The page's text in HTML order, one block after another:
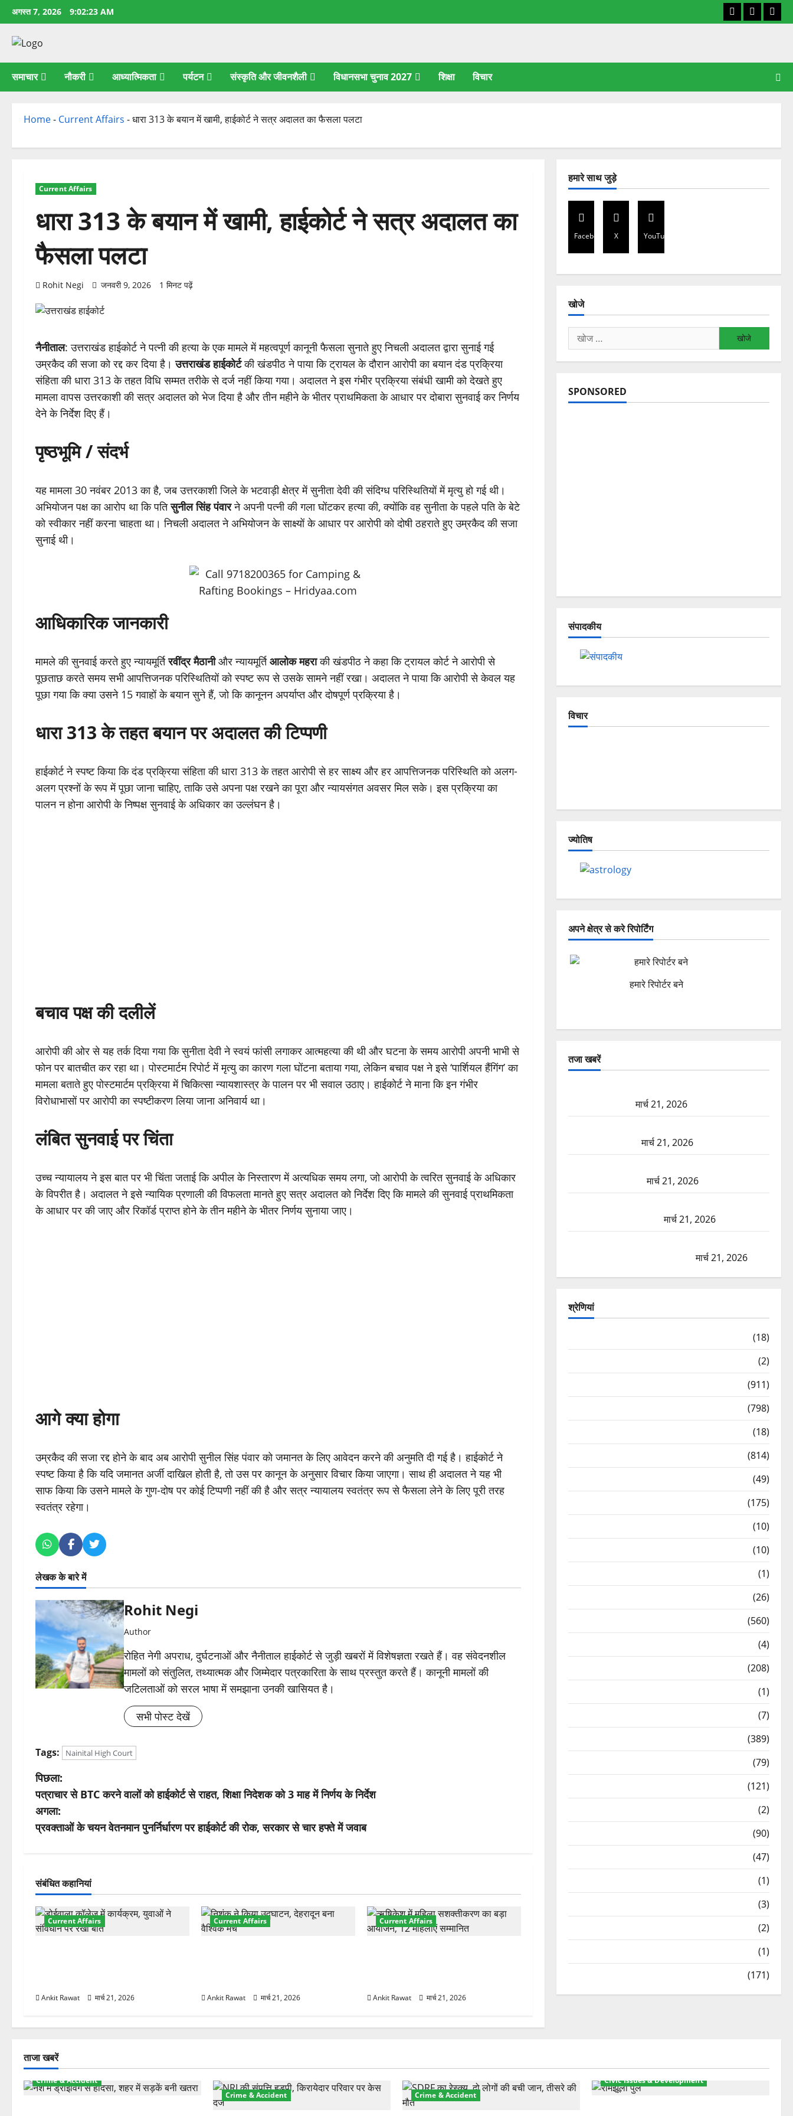
छोड़कर
सामग्री
अगस्त 7, 2026 9:02:24 AM Facebook
X
समाचार नौकरी आध्यात्मिकता पर्यटन संस्कृति और जीवनशैली विधानसभा चुनाव 2027 शिक्षा विचार
Home- Current Affairs -धारा 313 के बयान में खामी, हाईकोर्ट ने सत्र अदालत का फैसला पलटा
Current Affairs
धारा 313 के बयान में खामी, हाईकोर्ट ने सत्र अदालत का
फैसला पलटा
Rohit Negi जनवरी 9, 2026 1 मिनट पढ़ें
नैनीताल: उत्तराखंड हाईकोर्ट ने पत्नी की हत्या के एक मामले में महत्वपूर्ण कानूनी फैसला सुनाते हुए निचली अदालत द्वारा सुनाई गई
उम्रकैद की सजा को रद्द कर दिया है।उत्तराखंड हाईकोर्टकी खंडपीठ ने पाया कि ट्रायल के दौरान आरोपी का बयान दंड प्रक्रिया
संहिता की धारा 313 के तहत विधि सम्मत तरीके से दर्ज नहीं किया गया। अदालत ने इस गंभीर प्रक्रिया संबंधी खामी को देखते हुए
मामला वापस उत्तरकाशी की सत्र अदालत को भेज दिया है और तीन महीने के भीतर प्राथमिकता के आधार पर दोबारा सुनवाई कर निर्णय
देने के निर्देश दिए हैं।
पृष्ठभूमि / संदर्भ
यह मामला 30 नवंबर 2013 का है, जब उत्तरकाशी जिले के भटवाड़ी क्षेत्र में सुनीता देवी की संदिग्ध परिस्थितियों में मृत्यु हो गई थी।
अभियोजन पक्ष का आरोप था कि पतिसुनील सिंह पंवारने अपनी पत्नी की गला घोंटकर हत्या की, क्योंकि वह सुनीता के पहले पति के बेटे
को स्वीकार नहीं करना चाहता था। निचली अदालत ने अभियोजन के साक्ष्यों के आधार पर आरोपी को दोषी ठहराते हुए उम्रकैद की सजा
सुनाई थी।
आधिकारिक जानकारी
मामले की सुनवाई करते हुए न्यायमूर्तिरवींद्र मैठानीऔर न्यायमूर्तिआलोक महराकी खंडपीठ ने कहा कि ट्रायल कोर्ट ने आरोपी से
पूछताछ करते समय सभी आपत्तिजनक परिस्थितियों को स्पष्ट रूप से उसके सामने नहीं रखा। अदालत ने पाया कि आरोपी से केवल यह
पूछा गया कि क्या उसने 15 गवाहों के बयान सुने हैं, जो कि कानूनन अपर्याप्त और दोषपूर्ण प्रक्रिया है।
धारा 313 के तहत बयान पर अदालत की टिप्पणी
हाईकोर्ट ने स्पष्ट किया कि दंड प्रक्रिया संहिता की धारा 313 के तहत आरोपी से हर साक्ष्य और हर आपत्तिजनक परिस्थिति को अलग-
अलग प्रश्नों के रूप में पूछा जाना चाहिए, ताकि उसे अपना पक्ष रखने का पूरा और न्यायसंगत अवसर मिल सके। इस प्रक्रिया का
पालन न होना आरोपी के निष्पक्ष सुनवाई के अधिकार का उल्लंघन है।
बचाव पक्ष की दलीलें
आरोपी की ओर से यह तर्क दिया गया कि सुनीता देवी ने स्वयं फांसी लगाकर आत्महत्या की थी और घटना के समय आरोपी अपनी भाभी से
फोन पर बातचीत कर रहा था। पोस्टमार्टम रिपोर्ट में मृत्यु का कारण गला घोंटना बताया गया, लेकिन बचाव पक्ष ने इसे ‘पार्शियल हैंगिंग’ का
मामला बताते हुए पोस्टमार्टम प्रक्रिया में चिकित्सा न्यायशास्त्र के पालन पर भी सवाल उठाए। हाईकोर्ट ने माना कि इन गंभीर
विरोधाभासों पर आरोपी का स्पष्टीकरण लिया जाना अनिवार्य था।
लंबित सुनवाई पर चिंता
उच्च न्यायालय ने इस बात पर भी चिंता जताई कि अपील के निस्तारण में अत्यधिक समय लगा, जो आरोपी के त्वरित सुनवाई के अधिकार
के विपरीत है। अदालत ने इसे न्यायिक प्रणाली की विफलता मानते हुए सत्र अदालत को निर्देश दिए कि मामले की सुनवाई प्राथमिकता
के आधार पर की जाए और रिकॉर्ड प्राप्त होने के तीन महीने के भीतर निर्णय सुनाया जाए।
आगे क्या होगा
उम्रकैद की सजा रद्द होने के बाद अब आरोपी सुनील सिंह पंवार को जमानत के लिए आवेदन करने की अनुमति दी गई है। हाईकोर्ट ने
स्पष्ट किया है कि यदि जमानत अर्जी दाखिल होती है, तो उस पर कानून के अनुसार विचार किया जाएगा। साथ ही अदालत ने यह भी
साफ किया कि उसने मामले के गुण-दोष पर कोई टिप्पणी नहीं की है और सत्र न्यायालय स्वतंत्र रूप से फैसला लेने के लिए पूरी तरह
स्वतंत्र रहेगा।
लेखक के बारे में
Rohit Negi
Author
रोहित नेगी अपराध, दुर्घटनाओं और नैनीताल हाईकोर्ट से जुड़ी खबरों में विशेषज्ञता रखते हैं। वह संवेदनशील
मामलों को संतुलित, तथ्यात्मक और जिम्मेदार पत्रकारिता के साथ प्रस्तुत करते हैं। कानूनी मामलों की
जटिलताओं को सरल भाषा में समझाना उनकी खासियत है।
सभी पोस्ट देखें
Tags: Nainital High Court
पो
स्ट
ने
गे
श
न
पिछला:
पत्राचार से BTC करने वालों को हाईकोर्ट से राहत, शिक्षा निदेशक को 3 माह में निर्णय के निर्देश
अगला:
प्रवक्ताओं के चयन वेतनमान पुनर्निर्धारण पर हाईकोर्ट की रोक, सरकार से चार हफ्ते में जवाब
संबंधित कहानियां
Current Affairs
Ankit Rawat मार्च 21, 2026
Current Affairs
Ankit Rawat मार्च 21, 2026
Current Affairs
Ankit Rawat मार्च 21, 2026
हमारे साथ जुड़े
Facebook X YouTube
खोजे
निम्न
को
खोजें:
SPONSORED
संपादकीय
विचार
ज्योतिष
अपने क्षेत्र से करे रिपोर्टिंग
हमारे रिपोर्टर बने
तजा खबरें
मार्च 21, 2026
मार्च 21, 2026
मार्च 21, 2026
मार्च 21, 2026
मार्च 21, 2026
श्रेणियां
(18)
(2)
(911)
(798)
(18)
(814)
(49)
(175)
(10)
(10)
(1)
(26)
(560)
(4)
(208)
(1)
(7)
(389)
(79)
(121)
(2)
(90)
(47)
(1)
(3)
(2)
(1)
(171)
ताजा खबरें
Crime & Accident
Crime & Accident Crime & Accident
Civic Issues & Development